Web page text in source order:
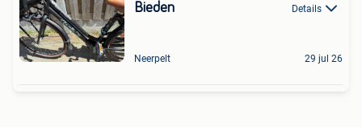
Bieden Details
Neerpelt 29 jul 26